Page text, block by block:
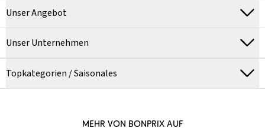
Unser Angebot
Unser Unternehmen
Topkategorien / Saisonales
MEHR VON BONPRIX AUF